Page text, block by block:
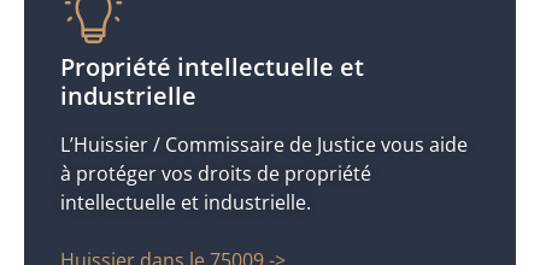
Propriété intellectuelle et
industrielle
L’Huissier / Commissaire de Justice vous aide
à protéger vos droits de propriété
intellectuelle et industrielle.
Huissier dans le 75009 ->